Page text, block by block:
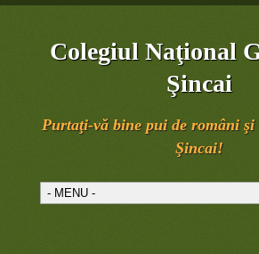
Colegiul Naţional
Şincai
Purtaţi-vă bine pui de români
Şincai!